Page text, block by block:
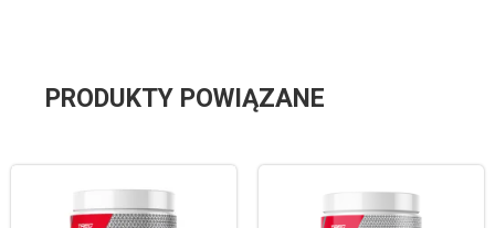
PRODUKTY POWIĄZANE